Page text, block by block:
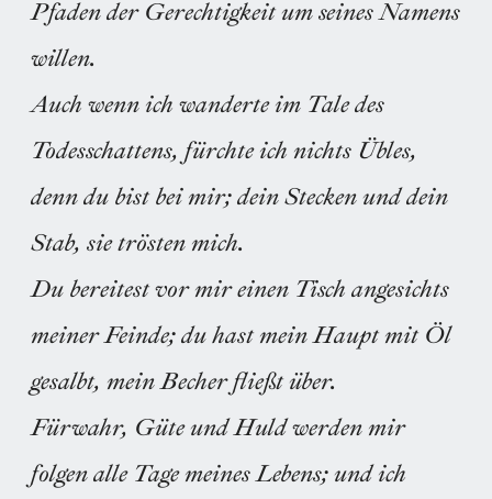
Pfaden der Gerechtigkeit um seines Namens
willen.
Auch wenn ich wanderte im Tale des
Todesschattens, fürchte ich nichts Übles,
denn du bist bei mir; dein Stecken und dein
Stab, sie trösten mich.
Du bereitest vor mir einen Tisch angesichts
meiner Feinde; du hast mein Haupt mit Öl
gesalbt, mein Becher fließt über.
Fürwahr, Güte und Huld werden mir
folgen alle Tage meines Lebens; und ich